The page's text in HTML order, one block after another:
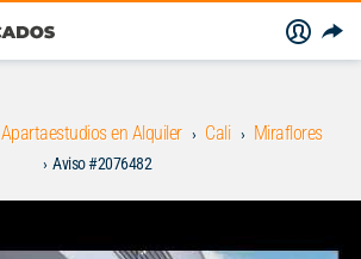
Apartaestudios en Alquiler Cali Miraflores
Aviso #2076482